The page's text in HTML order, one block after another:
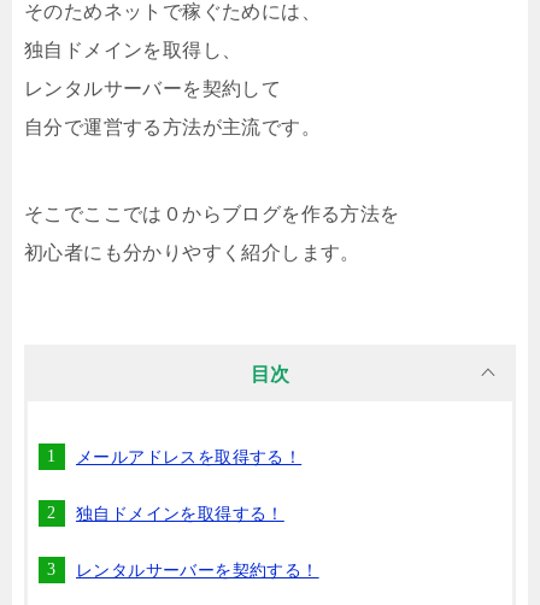
そのためネットで稼ぐためには、
独自ドメインを取得し、
レンタルサーバーを契約して
自分で運営する方法が主流です。
そこでここでは０からブログを作る方法を
初心者にも分かりやすく紹介します。
目次
メールアドレスを取得する！
独自ドメインを取得する！
レンタルサーバーを契約する！